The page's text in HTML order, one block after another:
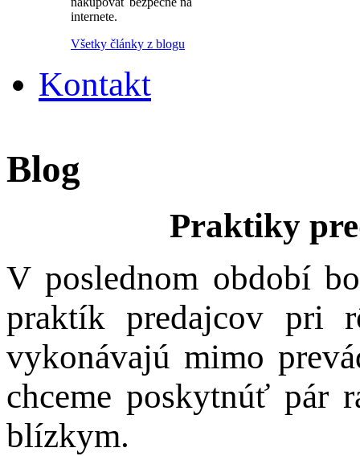
internete.
Všetky články z blogu
Kontakt
Blog
Praktiky
V poslednom období
praktík predajcov pri
vykonávajú mimo
chceme poskytnúť pár
blízkym.